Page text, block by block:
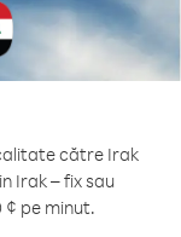
către Irak
Irak – fix sau
¢ pe minut.